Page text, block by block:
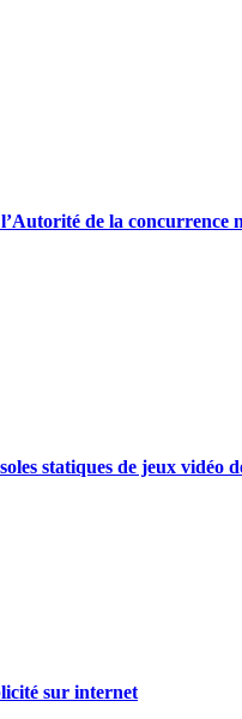
de la
statiques de jeux
sur internet